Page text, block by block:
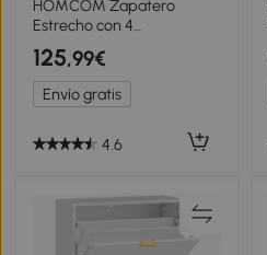
HOMCOM Zapatero
Estrecho con 4
Compartimentos y
Tiradores de Cuero PU
para Pasillo y Recibidor
105x24x95,5 cm Blanco y
125,99€
Envío gratis
4.6